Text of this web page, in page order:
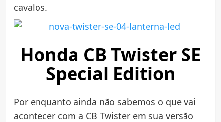
cavalos.
Honda CB Twister SE
Special Edition
Por enquanto ainda não sabemos o que vai
acontecer com a CB Twister em sua versão